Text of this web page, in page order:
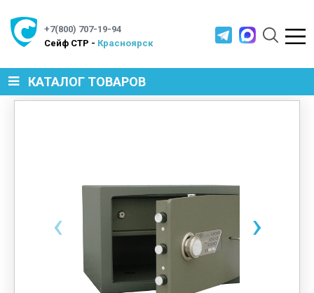
+7(800) 707-19-94
Cейф СТР - Красноярск
КАТАЛОГ ТОВАРОВ
МЕТАЛЛИЧЕСКИЕ СТЕЛЛАЖИ
ПРОИЗВОДСТВЕННАЯ МЕБЕЛЬ
‹ ›